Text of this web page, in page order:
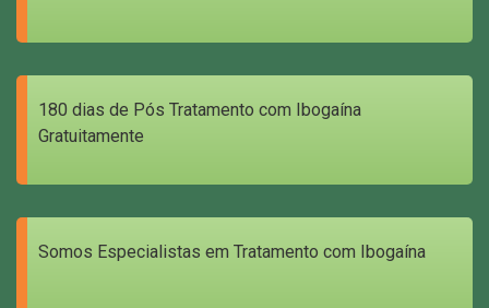
180 dias de Pós Tratamento com Ibogaína
Gratuitamente
Somos Especialistas em Tratamento com Ibogaína